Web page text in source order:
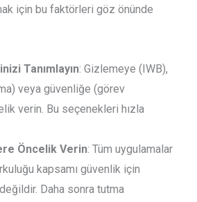
için bu faktörleri göz önünde
Tanımlayın: Gizlemeye (IWB),
veya güvenliğe (görev
verin. Bu seçenekleri hızla
Öncelik Verin: Tüm uygulamalar
kapsamı güvenlik için
Daha sonra tutma